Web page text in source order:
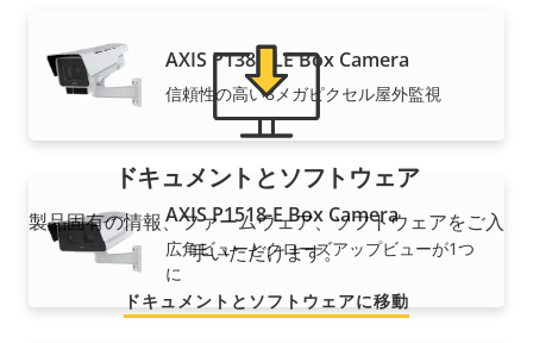
AXIS P1388-LE Box Camera
信頼性の高い8メガピクセル屋外監視
AXIS P1518-E Box Camera
広角ビューとクローズアップビューが1つ
に
ドキュメントとソフトウェア
製品固有の情報、ファームウェア、ソフトウェアをご入
手いただけます。
ドキュメントとソフトウェアに移動